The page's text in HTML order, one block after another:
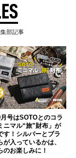
部記事
号はSOTOとのコラ
ニマル“旅”財布」が
す！シルバーとブラ
が入っているかは、
のお楽しみに！